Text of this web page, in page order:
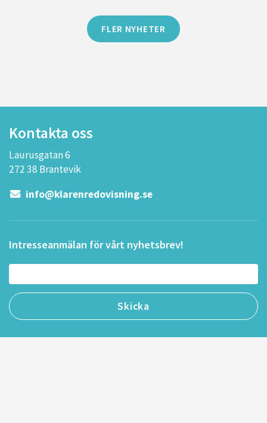
FLER NYHETER
Kontakta oss
Laurusgatan 6
272 38 Brantevik
info@klarenredovisning.se
Intresseanmälan för vårt nyhetsbrev!